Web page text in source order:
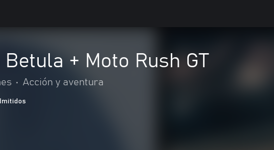
Betula + Moto Rush GT
• Acción y aventura